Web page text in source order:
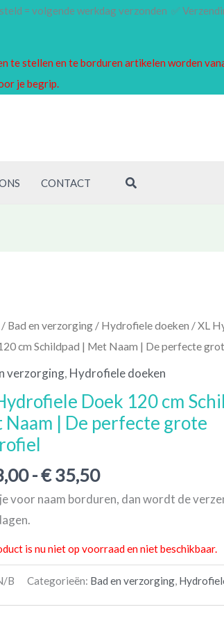
= volgende werkdag verzonden ✅
stellen en te borduren artikelen worden
je begrip.
CONTACT Zoeken
Bad en verzorging/ Hydrofiele doeken / XL
cm Schildpad | Met Naam | De perfecte
verzorging, Hydrofiele doeken
Doek 120 cm
Naam | De perfecte grote
-€35,50
Prijsklasse:
€ 23,00
tot
voor naam borduren, dan wordt de
is nu niet op voorraad en niet beschikbaar.
B Categorieën: Bad en verzorging,